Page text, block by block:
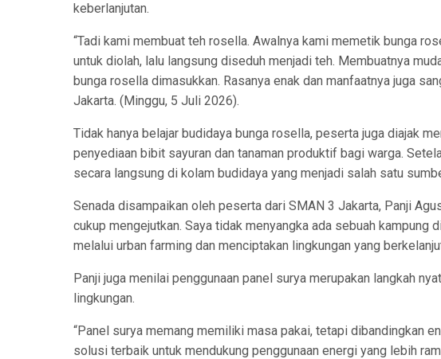
keberlanjutan.
“Tadi kami membuat teh rosella. Awalnya kami memetik bunga
untuk diolah, lalu langsung diseduh menjadi teh. Membuatnya
bunga rosella dimasukkan. Rasanya enak dan manfaatnya juga
Jakarta. (Minggu, 5 Juli 2026).
Tidak hanya belajar budidaya bunga rosella, peserta juga diajak
penyediaan bibit sayuran dan tanaman produktif bagi warga.
secara langsung di kolam budidaya yang menjadi salah satu
Senada disampaikan oleh peserta dari SMAN 3 Jakarta, Panji
cukup mengejutkan. Saya tidak menyangka ada sebuah
melalui urban farming dan menciptakan lingkungan yang
Panji juga menilai penggunaan panel surya merupakan langkah
lingkungan.
“Panel surya memang memiliki masa pakai, tetapi dibandingkan
solusi terbaik untuk mendukung penggunaan energi yang lebih